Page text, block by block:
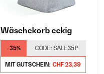
Wäschekorb eckig
-35% CODE: SALE35P
MIT GUTSCHEIN: CHF 23,39